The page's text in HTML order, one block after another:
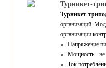
Турникет-
Турникет-
организаций.
организации
Напряжение
Мощность - не
Ток